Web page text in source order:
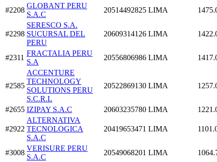
#2208
GLOBANT PERU
S.A.C
20514492825 LIMA
#2298
SERESCO S.A.
SUCURSAL DEL
PERU
20609314126 LIMA
#2311
FRACTALIA PERU
S.A
20556806986 LIMA
#2585
ACCENTURE
TECHNOLOGY
SOLUTIONS PERU
S.C.R.L
20522869130 LIMA
#2655 IZIPAY S.A.C 20603235780 LIMA
#2922
ALTERNATIVA
TECNOLOGICA
S.A.C
20419653471 LIMA
#3008
VERISURE PERU
S.A.C
20549068201 LIMA